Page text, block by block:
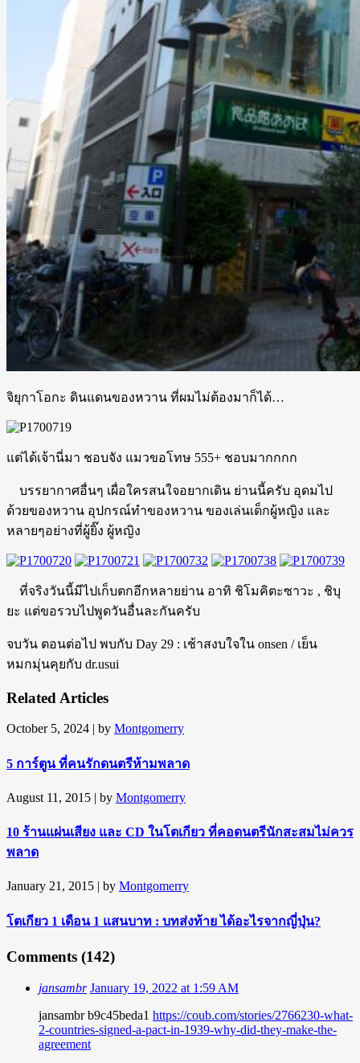
จิยุกาโอกะ ดินแดนของหวาน ที่ผมไม่ต้องมาก็ได้…
แต่ได้เจ้านี่มา ชอบจัง แมวขอโทษ 555+ ชอบมากกกก
บรรยากาศอื่นๆ เผื่อใครสนใจอยากเดิน ย่านนี้ครับ อุดมไป
ด้วยของหวาน อุปกรณ์ทำของหวาน ของเล่นเด็กผู้หญิง และ
หลายๆอย่างที่ผู้ยิ๊ง ผู้หญิง
ที่จริงวันนี้มีไปเก็บตกอีกหลายย่าน อาทิ ชิโมคิตะซาวะ , ชิบุ
ยะ แต่ขอรวบไปพูดวันอื่นละกันครับ
จบวัน ตอนต่อไป พบกับ Day 29 : เช้าสงบใจใน onsen / เย็น
หมกมุ่นคุยกับ dr.usui
Related Articles
October 5, 2024 | by Montgomerry
5 การ์ตูน ที่คนรักดนตรีห้ามพลาด
August 11, 2015 | by Montgomerry
10 ร้านแผ่นเสียง และ CD ในโตเกียว ที่คอดนตรีนักสะสมไม่ควร
พลาด
January 21, 2015 | by Montgomerry
โตเกียว 1 เดือน 1 แสนบาท : บทส่งท้าย ได้อะไรจากญี่ปุ่น?
Comments (142)
jansambr January 19, 2022 at 1:59 AM
jansambr b9c45beda1 https://coub.com/stories/2766230-what-
2-countries-signed-a-pact-in-1939-why-did-they-make-the-
agreement